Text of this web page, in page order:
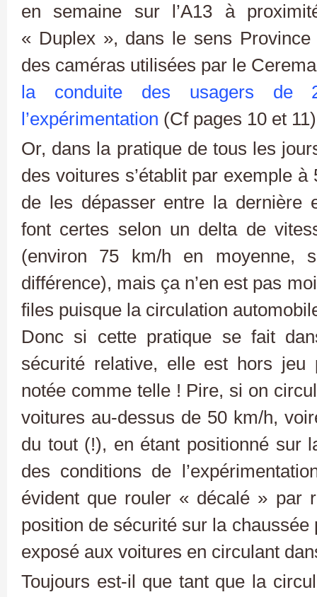
en semaine sur l’A13 à
« Duplex », dans le sens
des caméras utilisées par le
la conduite des usagers de
l’expérimentation (Cf pages 10 et
Or, dans la pratique de tous les
des voitures s’établit par exemple
de les dépasser entre la dernière
font certes selon un delta de
(environ 75 km/h en moyenne,
différence), mais ça n’en est pas
files puisque la circulation
Donc si cette pratique se fait
sécurité relative, elle est hors jeu
notée comme telle ! Pire, si on
voitures au-dessus de 50 km/h,
du tout (!), en étant positionné sur
des conditions de
évident que rouler « décalé » par
position de sécurité sur la
exposé aux voitures en circulant
Toujours est-il que tant que la